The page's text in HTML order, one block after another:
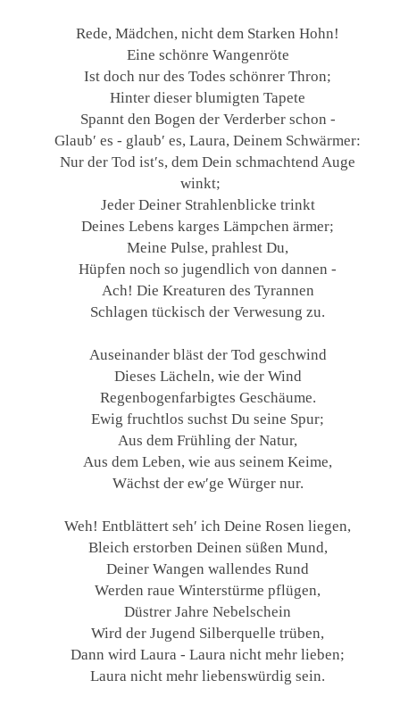
Rede, Mädchen, nicht dem Starken Hohn!
Eine schönre Wangenröte
Ist doch nur des Todes schönrer Thron;
Hinter dieser blumigten Tapete
Spannt den Bogen der Verderber schon -
Glaub′ es - glaub′ es, Laura, Deinem Schwärmer:
Nur der Tod ist′s, dem Dein schmachtend Auge
winkt;
Jeder Deiner Strahlenblicke trinkt
Deines Lebens karges Lämpchen ärmer;
Meine Pulse, prahlest Du,
Hüpfen noch so jugendlich von dannen -
Ach! Die Kreaturen des Tyrannen
Schlagen tückisch der Verwesung zu.
Auseinander bläst der Tod geschwind
Dieses Lächeln, wie der Wind
Regenbogenfarbigtes Geschäume.
Ewig fruchtlos suchst Du seine Spur;
Aus dem Frühling der Natur,
Aus dem Leben, wie aus seinem Keime,
Wächst der ew′ge Würger nur.
Weh! Entblättert seh′ ich Deine Rosen liegen,
Bleich erstorben Deinen süßen Mund,
Deiner Wangen wallendes Rund
Werden raue Winterstürme pflügen,
Düstrer Jahre Nebelschein
Wird der Jugend Silberquelle trüben,
Dann wird Laura - Laura nicht mehr lieben;
Laura nicht mehr liebenswürdig sein.